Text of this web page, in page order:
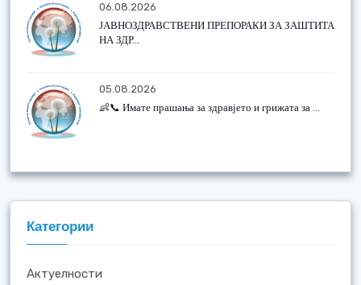
06.08.2026
ЈАВНОЗДРАВСТВЕНИ ПРЕПОРАКИ ЗА ЗАШТИТА
НА ЗДР...
05.08.2026
👶📞 Имате прашања за здравјето и грижата за ...
Категории
Актуелности